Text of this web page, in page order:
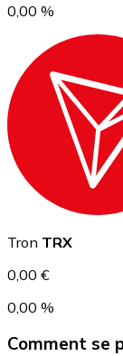
USD Coin
USDC
0,00 %
Tron TRX
0,00 €
0,00 %
Comment se